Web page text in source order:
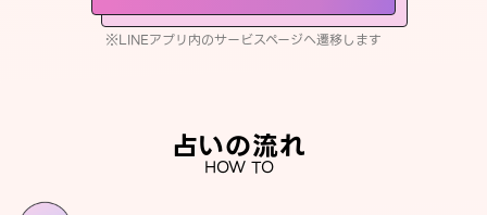
※LINEアプリ内のサービスページへ遷移します
占いの流れ
HOW TO